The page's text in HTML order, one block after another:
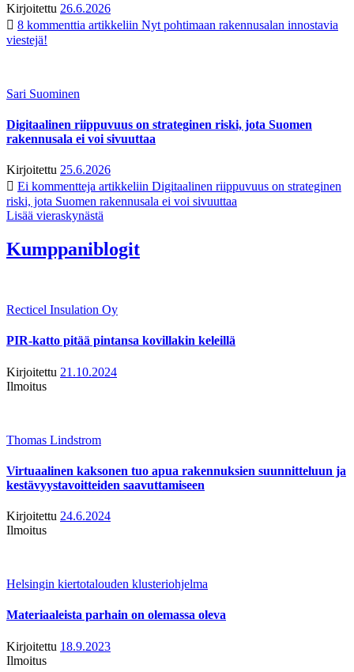
Kirjoitettu 26.6.2026
8 kommenttia artikkeliin Nyt pohtimaan rakennusalan innostavia
viestejä!
Sari Suominen
Digitaalinen riippuvuus on strateginen riski, jota Suomen
rakennusala ei voi sivuuttaa
Kirjoitettu 25.6.2026
Ei kommentteja artikkeliin Digitaalinen riippuvuus on strateginen
riski, jota Suomen rakennusala ei voi sivuuttaa
Lisää vieraskynästä
Kumppaniblogit
Recticel Insulation Oy
PIR-katto pitää pintansa kovillakin keleillä
Kirjoitettu 21.10.2024
Ilmoitus
Thomas Lindstrom
Virtuaalinen kaksonen tuo apua rakennuksien suunnitteluun ja
kestävyystavoitteiden saavuttamiseen
Kirjoitettu 24.6.2024
Ilmoitus
Helsingin kiertotalouden klusteriohjelma
Materiaaleista parhain on olemassa oleva
Kirjoitettu 18.9.2023
Ilmoitus